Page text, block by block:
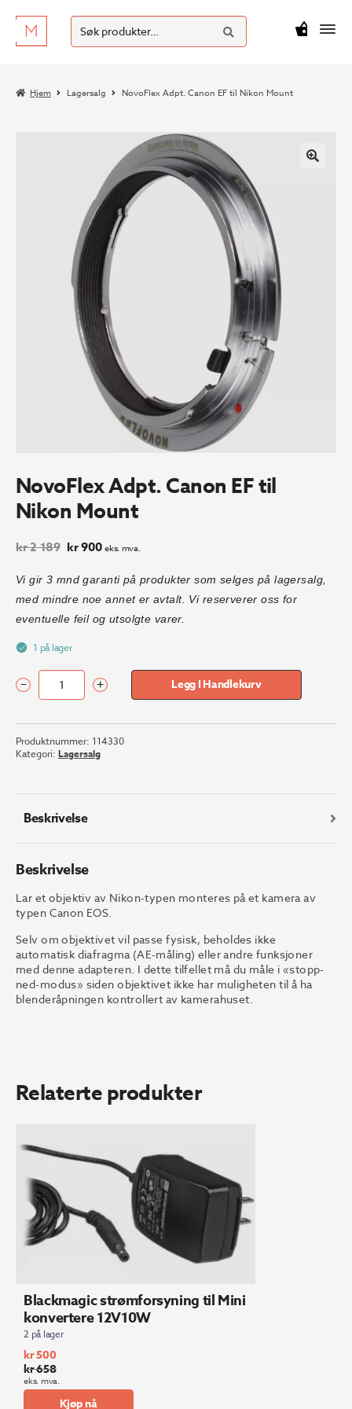
Hopp
til
Hopp
til
Søk
etter:
SØK
kr0
Hjem Lagersalg NovoFlex Adpt. Canon EF til Nikon Mount
NovoFlex Adpt. Canon EF til
Nikon Mount
kr2 189 Opprinnelig
var:
kr 2
189.
kr900Nåværende
er:
kr 900.
eks. mva.
Vi gir 3 mnd garanti på produkter som selges på lagersalg,
med mindre noe annet er avtalt. Vi reserverer oss for
eventuelle feil og utsolgte varer.
1 på lager
NovoFlex
Canon
EF
til
antall
– + Legg I Handlekurv
Produktnummer: 114330
Kategori: Lagersalg
Beskrivelse
Beskrivelse
Lar et objektiv av Nikon-typen monteres på et kamera av
typen Canon EOS.
Selv om objektivet vil passe fysisk, beholdes ikke
automatisk diafragma (AE-måling) eller andre funksjoner
med denne adapteren. I dette tilfellet må du måle i «stopp-
ned-modus» siden objektivet ikke har muligheten til å ha
blenderåpningen kontrollert av kamerahuset.
Relaterte produkter
Blackmagic strømforsyning til Mini
konvertere 12V10W
2 på lager
kr658
Opprinnelig
pris
kr500
Nåværende
pris
eks. mva.
Kjøp nå